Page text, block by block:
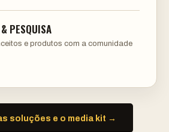
PESQUISA
e produtos com a comunidade
soluções e o media kit →